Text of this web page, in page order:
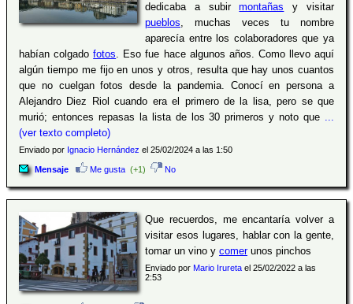
dedicaba a subirmontañas y visitar
pueblos, muchas veces tu nombre
aparecía entre los colaboradores que ya
habían colgadofotos. Eso fue hace algunos años. Como llevo aquí
algún tiempo me fijo en unos y otros, resulta que hay unos cuantos
que no cuelgan fotos desde la pandemia. Conocí en persona a
Alejandro Diez Riol cuando era el primero de la lisa, pero se que
murió; entonces repasas la lista de los 30 primeros y noto que ...
(ver texto completo)
Enviado por Ignacio Hernández el 25/02/2024 a las 1:50
Mensaje Me gusta (+1) No
Que recuerdos, me encantaría volver a
visitar esos lugares, hablar con la gente,
tomar un vino y comerunos pinchos
Enviado por Mario Irureta el 25/02/2022 a las
2:53